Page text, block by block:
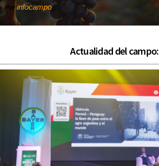
Por infocampo
Actualidad del campo: